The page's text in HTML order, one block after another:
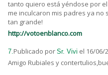
tanto quiero está yéndose por
me inculcaron mis padres ya no
tan grande!
http://votoenblanco.com
7. Publicado por Sr. Vivi el 16/06/
Amigo Rubiales y